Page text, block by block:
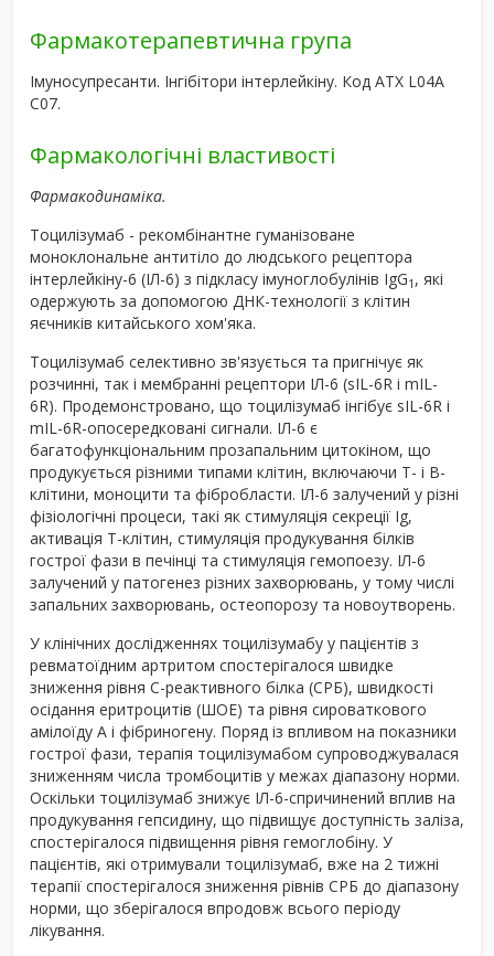
Фармакотерапевтична група
Імуносупресанти. Інгібітори інтерлейкіну. Код АТХ L04А
C07.
Фармакологічні властивості
Фармакодинаміка.
Тоцилізумаб - рекомбінантне гуманізоване
моноклональне антитіло до людського рецептора
інтерлейкіну-6 (ІЛ-6) з підкласу імуноглобулінів IgG1 , які
одержують за допомогою ДНК-технології з клітин
яєчників китайського хом'яка.
Тоцилізумаб селективно зв'язується та пригнічує як
розчинні, так і мембранні рецептори ІЛ-6 (sIL-6R і mIL-
6R). Продемонстровано, що тоцилізумаб інгібує sIL-6R і
mIL-6R-опосередковані сигнали. ІЛ-6 є
багатофункціональним прозапальним цитокіном, що
продукується різними типами клітин, включаючи Т- і В-
клітини, моноцити та фібробласти. ІЛ-6 залучений у різні
фізіологічні процеси, такі як стимуляція секреції Ig,
активація Т-клітин, стимуляція продукування білків
гострої фази в печінці та стимуляція гемопоезу. ІЛ-6
залучений у патогенез різних захворювань, у тому числі
запальних захворювань, остеопорозу та новоутворень.
У клінічних дослідженнях тоцилізумабу у пацієнтів з
ревматоїдним артритом спостерігалося швидке
зниження рівня С-реактивного білка (СРБ), швидкості
осідання еритроцитів (ШОЕ) та рівня сироваткового
амілоїду А і фібриногену. Поряд із впливом на показники
гострої фази, терапія тоцилізумабом супроводжувалася
зниженням числа тромбоцитів у межах діапазону норми.
Оскільки тоцилізумаб знижує ІЛ-6-спричинений вплив на
продукування гепсидину, що підвищує доступність заліза,
спостерігалося підвищення рівня гемоглобіну. У
пацієнтів, які отримували тоцилізумаб, вже на 2 тижні
терапії спостерігалося зниження рівнів СРБ до діапазону
норми, що зберігалося впродовж всього періоду
лікування.